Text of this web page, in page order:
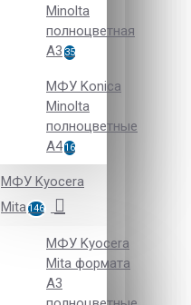
Minolta
полноцветная
А3 35
МФУ Konica
Minolta
полноцветные
А416
МФУ Kyocera
Mita146
МФУ Kyocera
Mita формата
A3